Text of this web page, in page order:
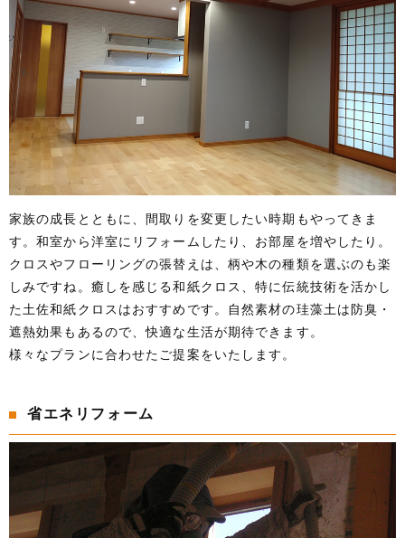
家族の成長とともに、間取りを変更したい時期もやってきま
す。和室から洋室にリフォームしたり、お部屋を増やしたり。
クロスやフローリングの張替えは、柄や木の種類を選ぶのも楽
しみですね。癒しを感じる和紙クロス、特に伝統技術を活かし
た土佐和紙クロスはおすすめです。自然素材の珪藻土は防臭・
遮熱効果もあるので、快適な生活が期待できます。
様々なプランに合わせたご提案をいたします。
省エネリフォーム